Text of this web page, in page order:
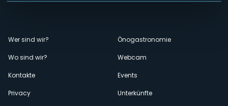
Menù
secondario
Wer sind wir?
Wo sind wir?
Kontakte
Privacy
Önogastronomie
Webcam
Events
Unterkünfte